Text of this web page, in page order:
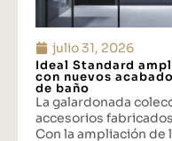
julio 31, 2026
Ideal Standard
con nuevos
de baño
La galardonada
accesorios
Con la ampliación de